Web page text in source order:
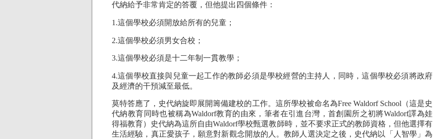
代納給予非常肯定的答覆，但他提出四個條件：
1.這個學校必須開放給所有的兒童；
2.這個學校必須男女合校；
3.這個學校必須是十二年制一貫教學；
4.這個學校直接與兒童一起工作的教師必須是學校經營的主持人，同時，這個學校必須將政府
及經濟的干預減至最低。
莫特答應了，史代納旋即展開籌備建校的工作。這所學校被命名為Free Waldorf School（這是史
代納教育同時也被稱為Waldorf教育的由來，筆者在引進台灣，首創園所之初將Waldorf譯為娃
得福教育）史代納為這所自由Waldorf學校甄選教師時，並不要求正式的教師資格，但他選擇有
生活經驗，真正愛孩子，願意對新觀念開放的人。教師人選決定之後，史代納以「人智學」為